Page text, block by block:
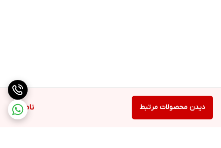
ناموجود دیدن محصولات مرتبط